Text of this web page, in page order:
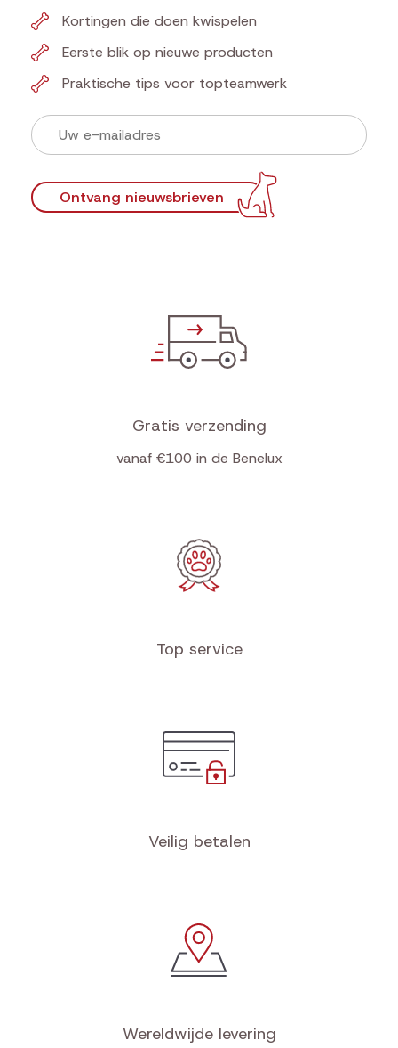
Kortingen die doen kwispelen
Eerste blik op nieuwe producten
Praktische tips voor topteamwerk
Ontvang nieuwsbrieven
Gratis verzending
vanaf €100 in de Benelux
Top service
Veilig betalen
Wereldwijde levering